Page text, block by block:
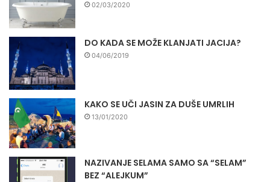
02/03/2020
DO KADA SE MOŽE KLANJATI JACIJA?
04/06/2019
KAKO SE UČI JASIN ZA DUŠE UMRLIH
13/01/2020
NAZIVANJE SELAMA SAMO SA “SELAM”
BEZ “ALEJKUM”